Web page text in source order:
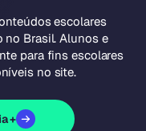
escolares
no Brasil. Alunos e
para fins escolares
no site.
+